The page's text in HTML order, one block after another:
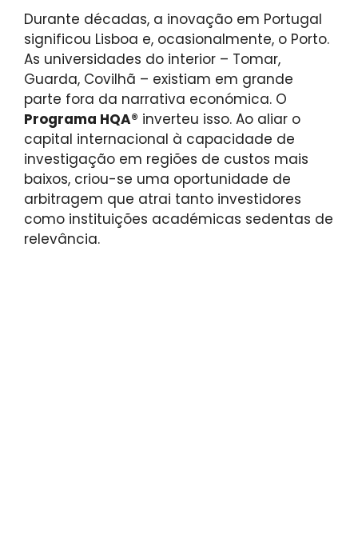
Durante décadas, a inovação em Portugal
significou Lisboa e, ocasionalmente, o Porto.
As universidades do interior – Tomar,
Guarda, Covilhã – existiam em grande
parte fora da narrativa económica. O
Programa HQA® inverteu isso. Ao aliar o
capital internacional à capacidade de
investigação em regiões de custos mais
baixos, criou-se uma oportunidade de
arbitragem que atrai tanto investidores
como instituições académicas sedentas de
relevância.